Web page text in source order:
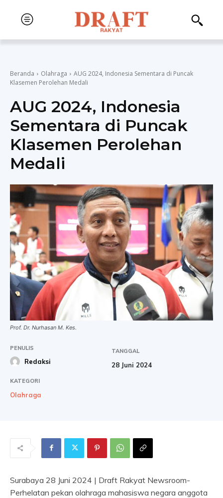
Beranda Olahraga
AUG 2024, Indonesia Sementara di Puncak
Klasemen Perolehan Medali
AUG 2024, Indonesia
Sementara di Puncak
Klasemen Perolehan
Medali
Prof. Dr. Nurhasan M. Kes.
PENULIS
Redaksi
TANGGAL
28 Juni 2024
KATEGORI
Olahraga
Surabaya 28 Juni 2024 | Draft Rakyat Newsroom-
Perhelatan pekan olahraga mahasiswa negara anggota